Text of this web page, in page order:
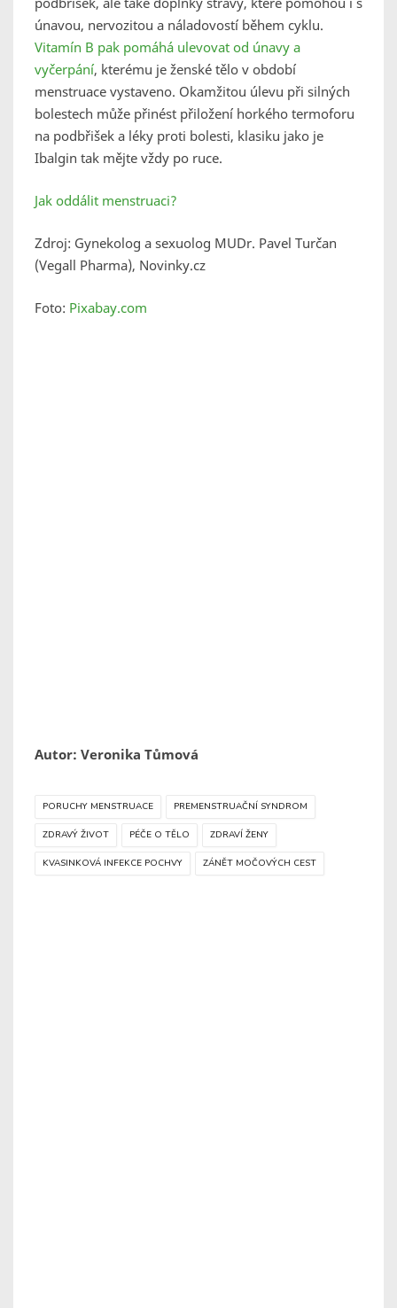
únavou, nervozitou a náladovostí během cyklu.
Vitamín B pak pomáhá ulevovat od únavy a
vyčerpání, kterému je ženské tělo v období
menstruace vystaveno. Okamžitou úlevu při silných
bolestech může přinést přiložení horkého termoforu
na podbřišek a léky proti bolesti, klasiku jako je
Ibalgin tak mějte vždy po ruce.
Jak oddálit menstruaci?
Zdroj: Gynekolog a sexuolog MUDr. Pavel Turčan
(Vegall Pharma), Novinky.cz
Foto: Pixabay.com
Autor: Veronika Tůmová
PORUCHY MENSTRUACE PREMENSTRUAČNÍ SYNDROM
ZDRAVÝ ŽIVOT PÉČE O TĚLO ZDRAVÍ ŽENY
KVASINKOVÁ INFEKCE POCHVY ZÁNĚT MOČOVÝCH CEST